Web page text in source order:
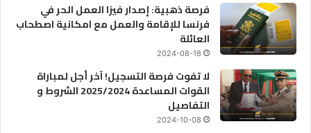
فرصة ذهبية: إصدار فيزا العمل الحر في
فرنسا للإقامة والعمل مع امكانية اصطحاب
العائلة
2024-08-18
لا تفوت فرصة التسجيل! آخر أجل لمباراة
القوات المساعدة 2025/2024 الشروط و
التفاصيل
2024-10-08